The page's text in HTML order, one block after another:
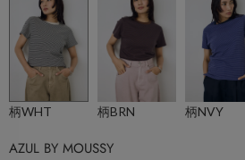
柄WHT 柄BRN 柄NVY
AZUL BY MOUSSY